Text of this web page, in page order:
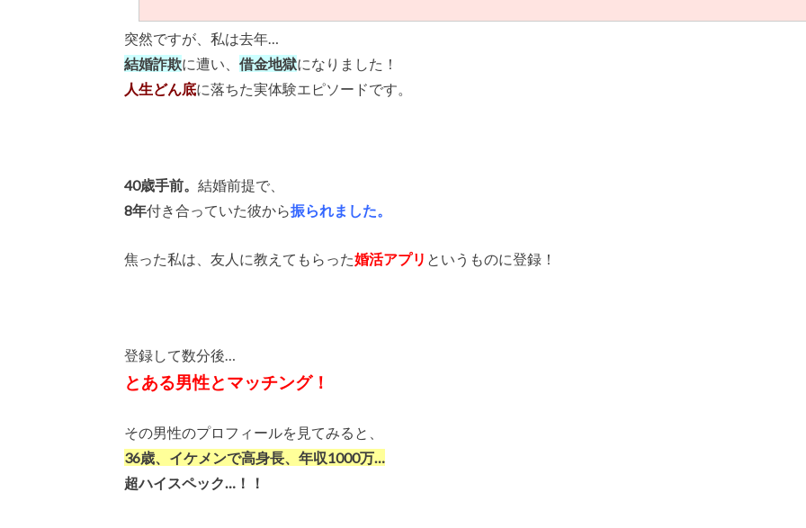
突然ですが、私は去年…
結婚詐欺に遭い、 借金地獄になりました！
人生どん底に落ちた実体験エピソードです。
40歳手前。 結婚前提で、
8年付き合っていた彼から振られました。
焦った私は、友人に教えてもらった婚活アプリ というものに登録！
登録して数分後…
とある男性とマッチング！
その男性のプロフィールを見てみると、
36歳、イケメンで高身長、年収1000万…
超ハイスペック…！！